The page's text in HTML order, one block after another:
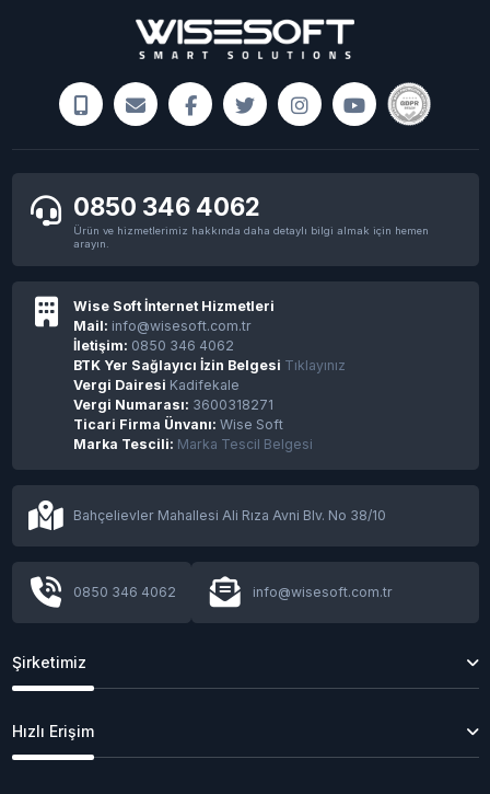
Programsız windows 11 etkinleştirme işlemi
paraşütün kalıntılarını görüntüledi
Finlandiya, ele geçirilen BTC’ler ile Ukrayna’ya
yardım edecek!
testlerine başladı
0850 346 4062
Ürün ve hizmetlerimiz hakkında daha detaylı bilgi almak için hemen
arayın.
Wise Soft İnternet Hizmetleri
Mail: info@wisesoft.com.tr
İletişim: 0850 346 4062
BTK Yer Sağlayıcı İzin Belgesi Tıklayınız
Vergi Dairesi Kadifekale
Vergi Numarası: 3600318271
Ticari Firma Ünvanı: Wise Soft
Marka Tescili: Marka Tescil Belgesi
Bahçelievler Mahallesi Ali Rıza Avni Blv. No 38/10
0850 346 4062 info@wisesoft.com.tr
Şirketimiz
Hızlı Erişim